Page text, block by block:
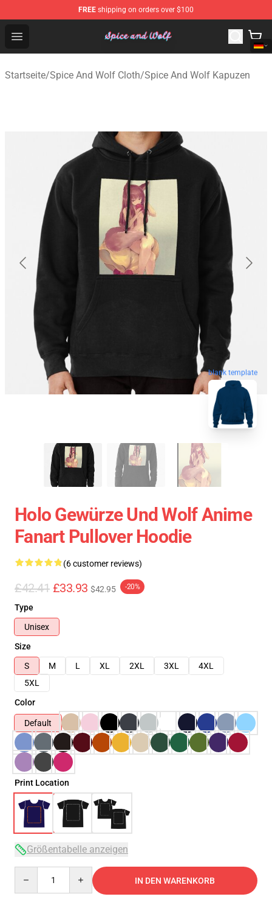
FREE shipping on orders over $100
Open menu
Spice And Wolf Store - Official Spice And Wolf
Startseite/Spice And Wolf Cloth/Spice And Wolf Kapuzen
blank template
Holo Gewürze Und Wolf Anime
Fanart Pullover Hoodie
(6 customer reviews)
£42.41 £33.93 $42.95 -20%
Type
Unisex
Size
S
M L XL 2XL 3XL
4XL
5XL
Color
Default
Print Location
Größentabelle anzeigen
IN DEN WARENKORB